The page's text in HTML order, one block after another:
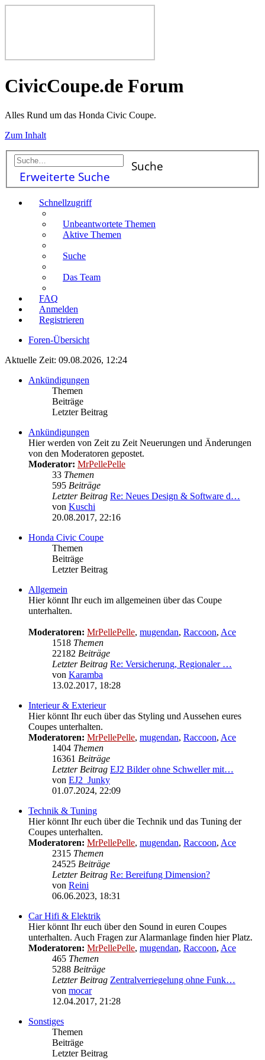
CivicCoupe.de Forum
Alles Rund um das Honda Civic Coupe.
Zum Inhalt
Suche
Erweiterte Suche
Schnellzugriff
Unbeantwortete Themen
Aktive Themen
Suche
Das Team
FAQ
Anmelden
Registrieren
Foren-Übersicht
Aktuelle Zeit: 09.08.2026, 12:24
Ankündigungen
Themen
Beiträge
Letzter Beitrag
Ankündigungen
Hier werden von Zeit zu Zeit Neuerungen und Änderungen
von den Moderatoren gepostet.
Moderator: MrPellePelle
33 Themen
595 Beiträge
Letzter Beitrag Re: Neues Design & Software d…
von Kuschi
Neuester
20.08.2017, 22:16
Honda Civic Coupe
Themen
Beiträge
Letzter Beitrag
Allgemein
Hier könnt Ihr euch im allgemeinen über das Coupe
unterhalten.
Moderatoren: MrPellePelle, mugendan, Raccoon, Ace
1518 Themen
22182 Beiträge
Letzter Beitrag Re: Versicherung, Regionaler …
von Karamba
Neuester
13.02.2017, 18:28
Interieur & Exterieur
Hier könnt Ihr euch über das Styling und Aussehen eures
Coupes unterhalten.
Moderatoren: MrPellePelle, mugendan, Raccoon, Ace
1404 Themen
16361 Beiträge
Letzter Beitrag EJ2 Bilder ohne Schweller mit…
von EJ2_Junky
Neuester
01.07.2024, 22:09
Technik & Tuning
Hier könnt Ihr euch über die Technik und das Tuning der
Coupes unterhalten.
Moderatoren: MrPellePelle, mugendan, Raccoon, Ace
2315 Themen
24525 Beiträge
Letzter Beitrag Re: Bereifung Dimension?
von Reini
Neuester
06.06.2023, 18:31
Car Hifi & Elektrik
Hier könnt Ihr euch über den Sound in euren Coupes
unterhalten. Auch Fragen zur Alarmanlage finden hier Platz.
Moderatoren: MrPellePelle, mugendan, Raccoon, Ace
465 Themen
5288 Beiträge
Letzter Beitrag Zentralverriegelung ohne Funk…
von mocar
Neuester
12.04.2017, 21:28
Sonstiges
Themen
Beiträge
Letzter Beitrag